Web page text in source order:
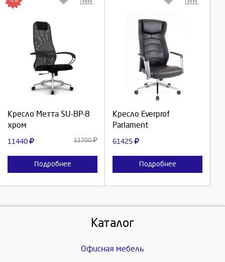
Кресло Метта SU-BP-8
хром
11440 11700
Подробнее
Выберите количество:
Кресло Everprof
Parlament
61425
Подробнее
Выберите количество:
Отмена
Каталог
Офисная мебель